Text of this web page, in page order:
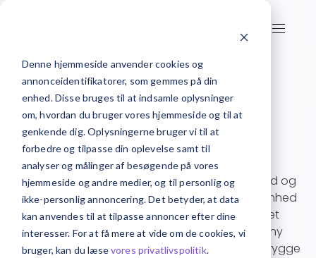
Denne hjemmeside anvender cookies og
annonceidentifikatorer, som gemmes på din
enhed. Disse bruges til at indsamle oplysninger
om, hvordan du bruger vores hjemmeside og til at
genkende dig. Oplysningerne bruger vi til at
forbedre og tilpasse din oplevelse samt til
analyser og målinger af besøgende på vores
hjemmeside og andre medier, og til personlig og
ikke-personlig annoncering. Det betyder, at data
kan anvendes til at tilpasse annoncer efter dine
interesser. For at få mere at vide om de cookies, vi
bruger, kan du læsevores privatlivspolitik.
Forside Business NXT
Business NXT
Business NXT er udviklet til det nordiske marked og
skræddersyes for at understøtte jeres virksomhed
på bedst mulig vis. Med Business NXT får I et
kraftfuldt ERP-system, der åbner op for
en ny
verden af muligheder – og som I kan føle jer trygge